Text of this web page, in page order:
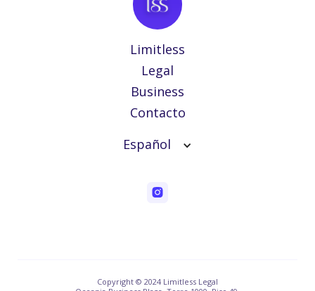
Limitless
Legal
Business
Contacto
Español
Copyright © 2024 Limitless Legal